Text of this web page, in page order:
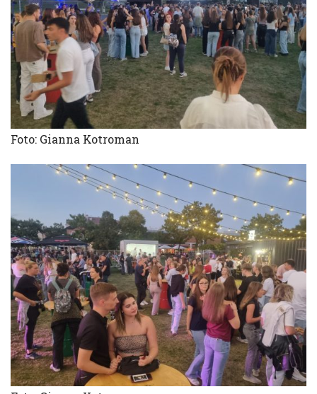
Foto: Gianna Kotroman